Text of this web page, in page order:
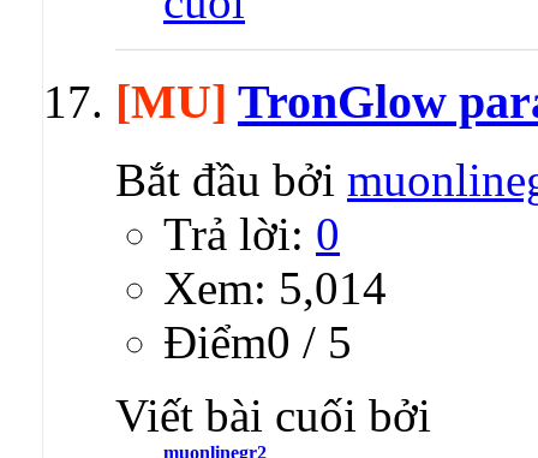
[MU] TronGlow
Bắt đầu bởi
Trả lời: 0
Xem: 5,014
Ðiểm0 / 5
Viết bài cuối bởi
muonlinegr2